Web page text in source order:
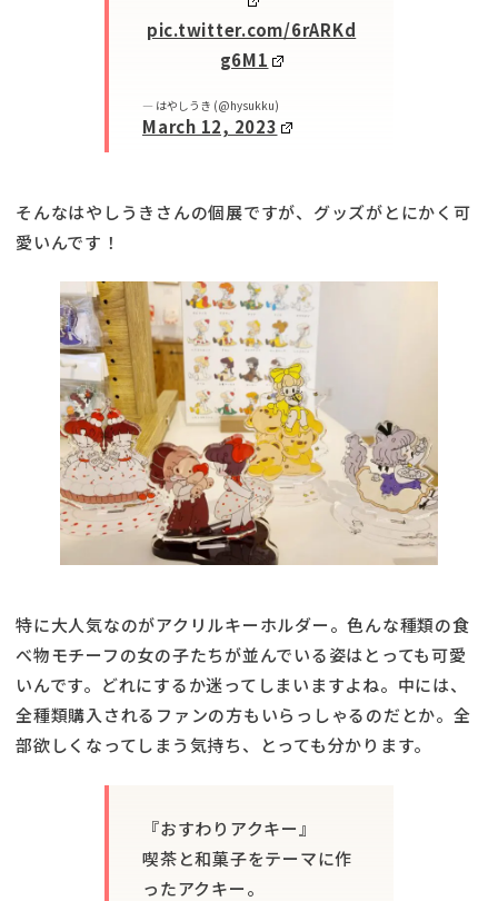
pic.twitter.com/6rARKd
g6M1
— はやしうき (@hysukku)
March 12, 2023
そんなはやしうきさんの個展ですが、グッズがとにかく可
愛いんです！
特に大人気なのがアクリルキーホルダー。色んな種類の食
べ物モチーフの女の子たちが並んでいる姿はとっても可愛
いんです。どれにするか迷ってしまいますよね。中には、
全種類購入されるファンの方もいらっしゃるのだとか。全
部欲しくなってしまう気持ち、とっても分かります。
『おすわりアクキー』
喫茶と和菓子をテーマに作
ったアクキー。